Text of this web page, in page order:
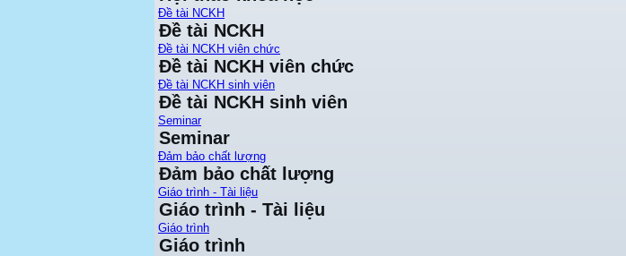
Đề tài NCKH
Đề tài NCKH
Đề tài NCKH viên chức
Đề tài NCKH viên chức
Đề tài NCKH sinh viên
Đề tài NCKH sinh viên
Seminar
Seminar
Đảm bảo chất lượng
Đảm bảo chất lượng
Giáo trình - Tài liệu
Giáo trình - Tài liệu
Giáo trình
Giáo trình